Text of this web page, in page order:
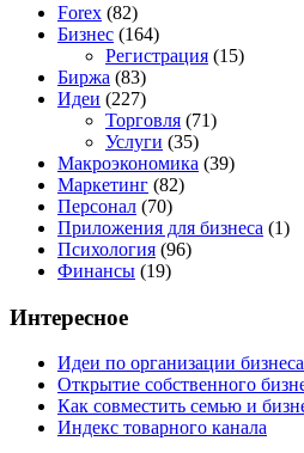
Forex (82)
Бизнес (164)
Регистрация (15)
Биржа (83)
Идеи (227)
Торговля (71)
Услуги (35)
Макроэкономика (39)
Маркетинг (82)
Персонал (70)
Приложения для бизнеса (1)
Психология (96)
Финансы (19)
Интересное
Идеи по организации бизнеса
Открытие собственного
Как совместить семью и
Индекс товарного канала